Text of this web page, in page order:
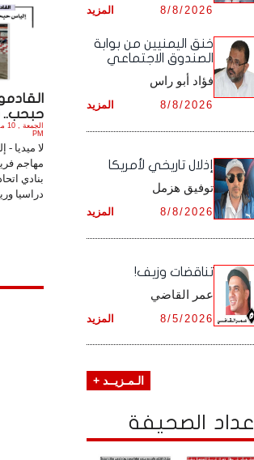
حبحب..
PM
لا ميديا
مهاجم
بنادي
دراسيا
أرشيف شهر ديـسـمـبـر ,
المزيد 8/8/2026
خنق اليمنيين من بوابة
الصندوق الاجتماعي
فؤاد أبو راس
المزيد 8/8/2026
إذلال تاريخي لأمريكا
توفيق هزمل
المزيد 8/8/2026
تناقضات وزيف!
عمر القاضي
المزيد 8/5/2026
الـمـزيــد +
أعداد الصحيفة